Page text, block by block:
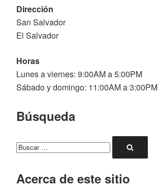
Dirección
San Salvador
El Salvador
Horas
Lunes a viernes: 9:00AM a 5:00PM
Sábado y domingo: 11:00AM a 3:00PM
Búsqueda
Buscar
por:
Acerca de este sitio